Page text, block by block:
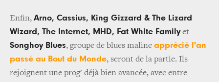
Enfin, Arno, Cassius, King Gizzard & The Lizard
Wizard, The Internet, MHD, Fat White Familyet
Songhoy Blues, groupe de blues maline apprécié l'an
passé au Bout du Monde, seront de la partie. Ils
rejoignent une prog' déjà bien avancée, avec entre